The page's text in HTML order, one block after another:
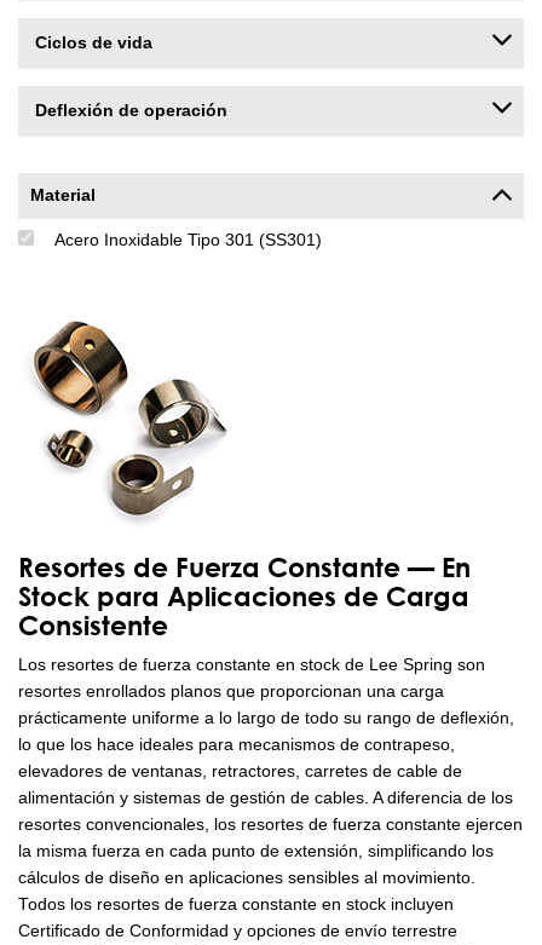
Ciclos de vida
Deflexión de operación
Material
Acero Inoxidable Tipo 301 (SS301)
Resortes de Fuerza Constante — En
Stock para Aplicaciones de Carga
Consistente
Los resortes de fuerza constante en stock de Lee Spring son
resortes enrollados planos que proporcionan una carga
prácticamente uniforme a lo largo de todo su rango de deflexión,
lo que los hace ideales para mecanismos de contrapeso,
elevadores de ventanas, retractores, carretes de cable de
alimentación y sistemas de gestión de cables. A diferencia de los
resortes convencionales, los resortes de fuerza constante ejercen
la misma fuerza en cada punto de extensión, simplificando los
cálculos de diseño en aplicaciones sensibles al movimiento.
Todos los resortes de fuerza constante en stock incluyen
Certificado de Conformidad y opciones de envío terrestre